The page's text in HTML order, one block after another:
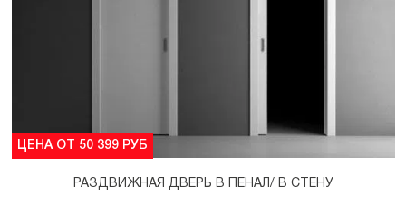
ЦЕНА ОТ 50 399 РУБ
РАЗДВИЖНАЯ ДВЕРЬ В ПЕНАЛ/ В СТЕНУ